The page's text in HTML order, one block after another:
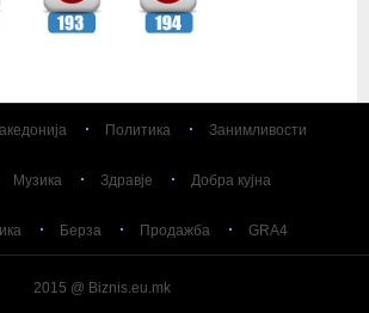
Политика Занимливости
Музика Здравје Добра кујна
Берза Продажба GRA4
2015 @ Biznis.eu.mk